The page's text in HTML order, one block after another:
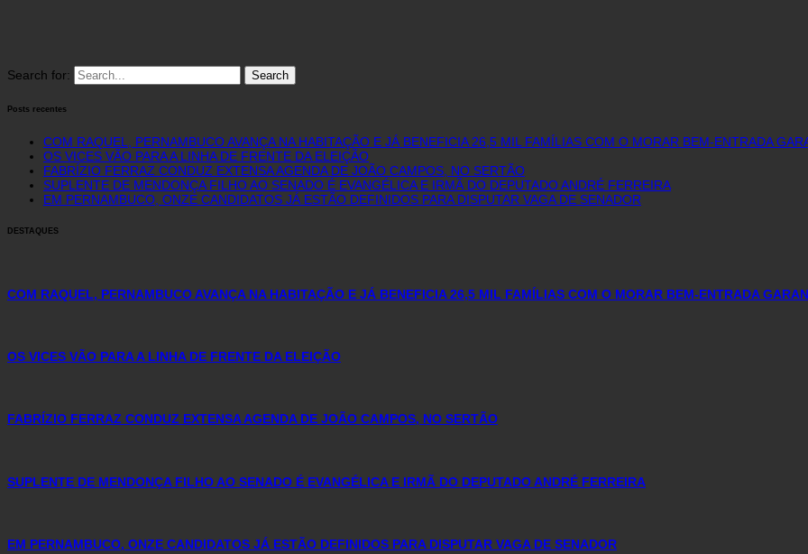
Search for:
Posts recentes
COM RAQUEL, PERNAMBUCO AVANÇA NA HABITAÇÃO E JÁ BENEFICIA 26,5 MIL FAMÍLIAS COM O MORAR BEM-ENTRADA
OS VICES VÃO PARA A LINHA DE FRENTE DA ELEIÇÃO
FABRÍZIO FERRAZ CONDUZ EXTENSA AGENDA DE JOÃO CAMPOS, NO SERTÃO
SUPLENTE DE MENDONÇA FILHO AO SENADO É EVANGÉLICA E IRMÃ DO DEPUTADO ANDRÉ FERREIRA
EM PERNAMBUCO, ONZE CANDIDATOS JÁ ESTÃO DEFINIDOS PARA DISPUTAR VAGA DE SENADOR
DESTAQUES
COM RAQUEL, PERNAMBUCO AVANÇA NA HABITAÇÃO E JÁ BENEFICIA 26,5 MIL FAMÍLIAS COM O MORAR BEM-ENTRADA
OS VICES VÃO PARA A LINHA DE FRENTE DA ELEIÇÃO
FABRÍZIO FERRAZ CONDUZ EXTENSA AGENDA DE JOÃO CAMPOS, NO SERTÃO
SUPLENTE DE MENDONÇA FILHO AO SENADO É EVANGÉLICA E IRMÃ DO DEPUTADO ANDRÉ FERREIRA
EM PERNAMBUCO, ONZE CANDIDATOS JÁ ESTÃO DEFINIDOS PARA DISPUTAR VAGA DE SENADOR